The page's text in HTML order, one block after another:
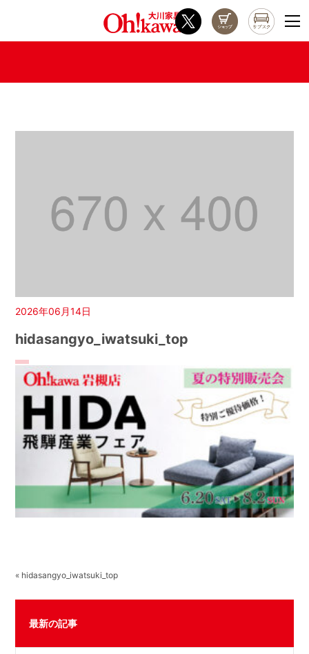
2026年06月14日
hidasangyo_iwatsuki_top
« hidasangyo_iwatsuki_top
最新の記事